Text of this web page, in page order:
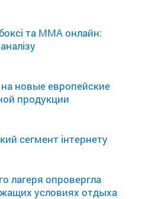
та MMA онлайн:
новые европейские
продукции
сегмент інтернету
лагеря опровергла
условиях отдыха